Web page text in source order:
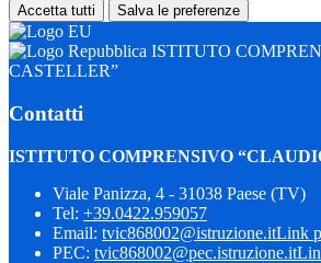
Accetta tutti Salva le preferenze
ISTITUTO
CASTELLER”
Contatti
ISTITUTO COMPRENSIVO
Viale Panizza, 4 - 31038 Paese (TV)
Tel: +39.0422.959057
Email: tvic868002@istruzione.itLink
PEC: tvic868002@pec.istruzione.it